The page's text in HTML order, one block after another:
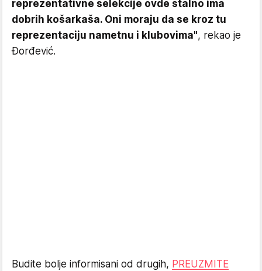
reprezentativne selekcije ovde stalno ima
dobrih košarkaša. Oni moraju da se kroz tu
reprezentaciju nametnu i klubovima", rekao je
Đorđević.
Budite bolje informisani od drugih, PREUZMITE